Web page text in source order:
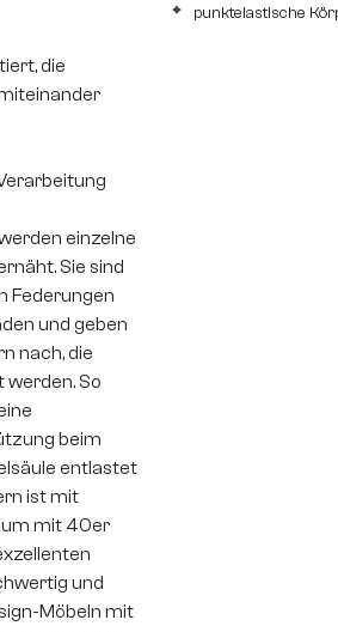
punktelastische
die
einzelne
Sie sind
Federungen
und geben
nach, die
So
beim
entlastet
ist mit
mit 40er
und
Möbeln mit